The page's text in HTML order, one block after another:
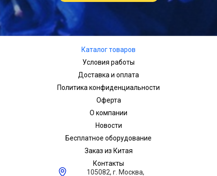
Каталог товаров
Условия работы
Доставка и оплата
Политика конфиденциальности
Оферта
О компании
Новости
Бесплатное оборудование
Заказ из Китая
Контакты
105082, г. Москва,